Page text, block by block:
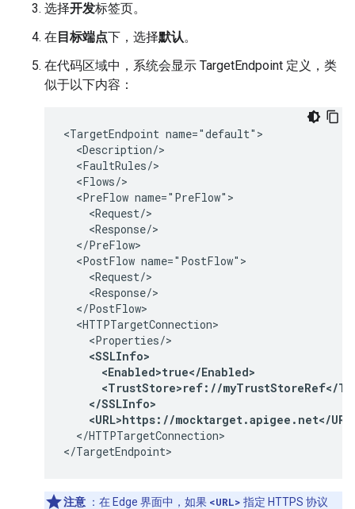
选择开发标签页。
在目标端点下，选择默认。
在代码区域中，系统会显示 TargetEndpoint 定义，类
似于以下内容：
<TargetEndpoint name="default">
  <Description/>
  <FaultRules/>
  <Flows/>
  <PreFlow name="PreFlow">
    <Request/>
    <Response/>
  </PreFlow>
  <PostFlow name="PostFlow">
    <Request/>
    <Response/>
  </PostFlow>
  <HTTPTargetConnection>
    <Properties/>
<SSLInfo>
      <Enabled>true</Enabled>
<TrustStore>ref://myTrustStoreRef</
    </SSLInfo>
<URL>https://mocktarget.apigee.net</
  </HTTPTargetConnection>
</TargetEndpoint>
注意 ：在 Edge 界面中，如果 <URL> 指定 HTTPS 协议